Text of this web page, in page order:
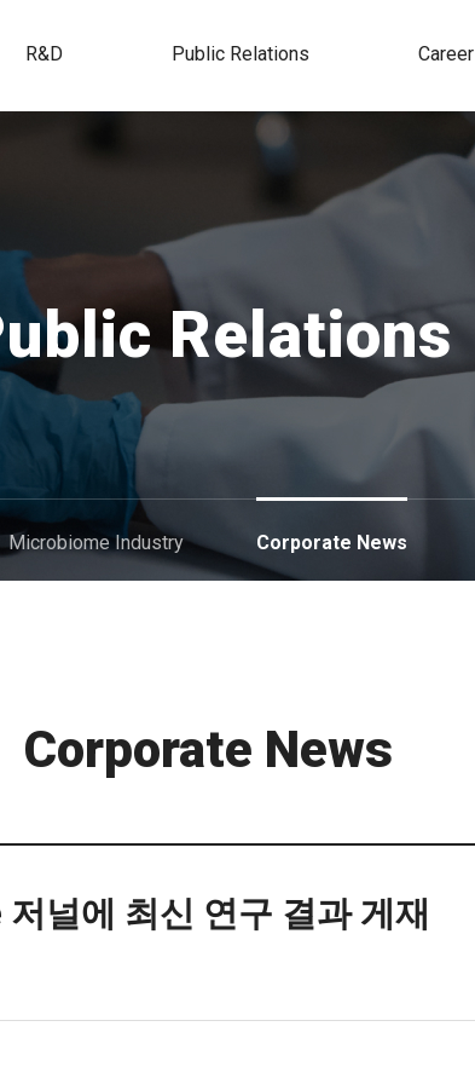
R&D Public Relations Career
Relations
Microbiome Industry Corporate News
Corporate News
널에 최신 연구 결과 게재